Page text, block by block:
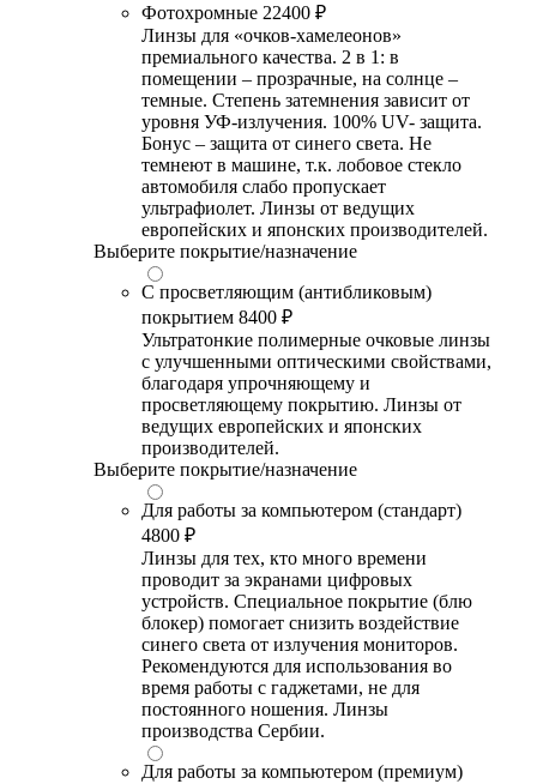
Фотохромные 22400 ₽
Линзы для «очков-хамелеонов»
премиального качества. 2 в 1: в
помещении – прозрачные, на солнце –
темные. Степень затемнения зависит от
уровня УФ-излучения. 100% UV- защита.
Бонус – защита от синего света. Не
темнеют в машине, т.к. лобовое стекло
автомобиля слабо пропускает
ультрафиолет. Линзы от ведущих
европейских и японских производителей.
Выберите покрытие/назначение
С просветляющим (антибликовым)
покрытием 8400 ₽
Ультратонкие полимерные очковые линзы
с улучшенными оптическими свойствами,
благодаря упрочняющему и
просветляющему покрытию. Линзы от
ведущих европейских и японских
производителей.
Выберите покрытие/назначение
Для работы за компьютером (стандарт)
4800 ₽
Линзы для тех, кто много времени
проводит за экранами цифровых
устройств. Специальное покрытие (блю
блокер) помогает снизить воздействие
синего света от излучения мониторов.
Рекомендуются для использования во
время работы с гаджетами, не для
постоянного ношения. Линзы
производства Сербии.
Для работы за компьютером (премиум)